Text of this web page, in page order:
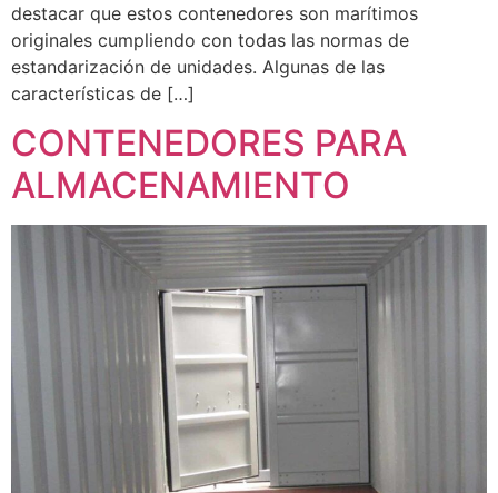
destacar que estos contenedores son marítimos
originales cumpliendo con todas las normas de
estandarización de unidades. Algunas de las
características de […]
CONTENEDORES PARA
ALMACENAMIENTO